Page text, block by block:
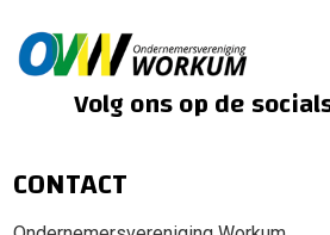
Volg ons op de
CONTACT